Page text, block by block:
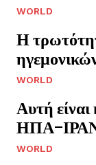
WORLD
Η
WORLD
Αυτή
WORLD